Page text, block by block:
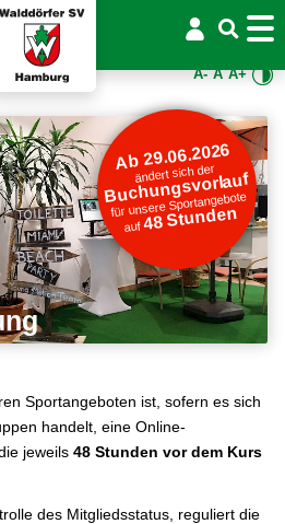
A- A A+
Ab 29.06.2026
ändert sich der
Buchungsvorlauf
für unsere Sportangebote
auf48 Stunden
Sportangeboten ist, sofern es sich
handelt, eine Online-
jeweils 48 Stunden vor dem Kurs
des Mitgliedsstatus, reguliert die